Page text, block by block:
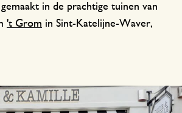
in de prachtige tuinen van
't Grom in Sint-Katelijne-Waver,